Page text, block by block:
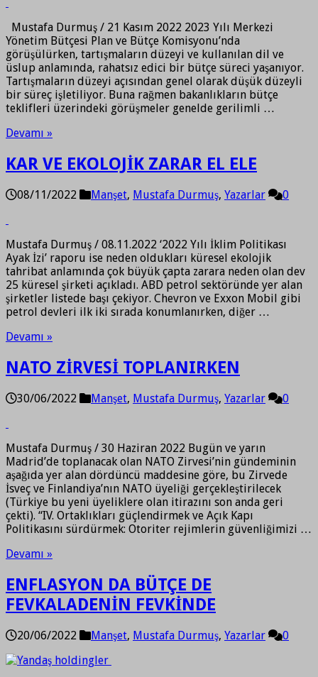
Mustafa Durmuş / 21 Kasım 2022 2023 Yılı Merkezi
Yönetim Bütçesi Plan ve Bütçe Komisyonu’nda
görüşülürken, tartışmaların düzeyi ve kullanılan dil ve
üslup anlamında, rahatsız edici bir bütçe süreci yaşanıyor.
Tartışmaların düzeyi açısından genel olarak düşük düzeyli
bir süreç işletiliyor. Buna rağmen bakanlıkların bütçe
teklifleri üzerindeki görüşmeler genelde gerilimli …
Devamı »
KAR VE EKOLOJİK ZARAR EL ELE
08/11/2022 Manşet, Mustafa Durmuş, Yazarlar 0
Mustafa Durmuş / 08.11.2022 ‘2022 Yılı İklim Politikası
Ayak İzi’ raporu ise neden oldukları küresel ekolojik
tahribat anlamında çok büyük çapta zarara neden olan dev
25 küresel şirketi açıkladı. ABD petrol sektöründe yer alan
şirketler listede başı çekiyor. Chevron ve Exxon Mobil gibi
petrol devleri ilk iki sırada konumlanırken, diğer …
Devamı »
NATO ZİRVESİ TOPLANIRKEN
30/06/2022 Manşet, Mustafa Durmuş, Yazarlar 0
Mustafa Durmuş / 30 Haziran 2022 Bugün ve yarın
Madrid’de toplanacak olan NATO Zirvesi’nin gündeminin
aşağıda yer alan dördüncü maddesine göre, bu Zirvede
İsveç ve Finlandiya’nın NATO üyeliği gerçekleştirilecek
(Türkiye bu yeni üyeliklere olan itirazını son anda geri
çekti). “IV. Ortaklıkları güçlendirmek ve Açık Kapı
Politikasını sürdürmek: Otoriter rejimlerin güvenliğimizi …
Devamı »
ENFLASYON DA BÜTÇE DE
FEVKALADENİN FEVKİNDE
20/06/2022 Manşet, Mustafa Durmuş, Yazarlar 0